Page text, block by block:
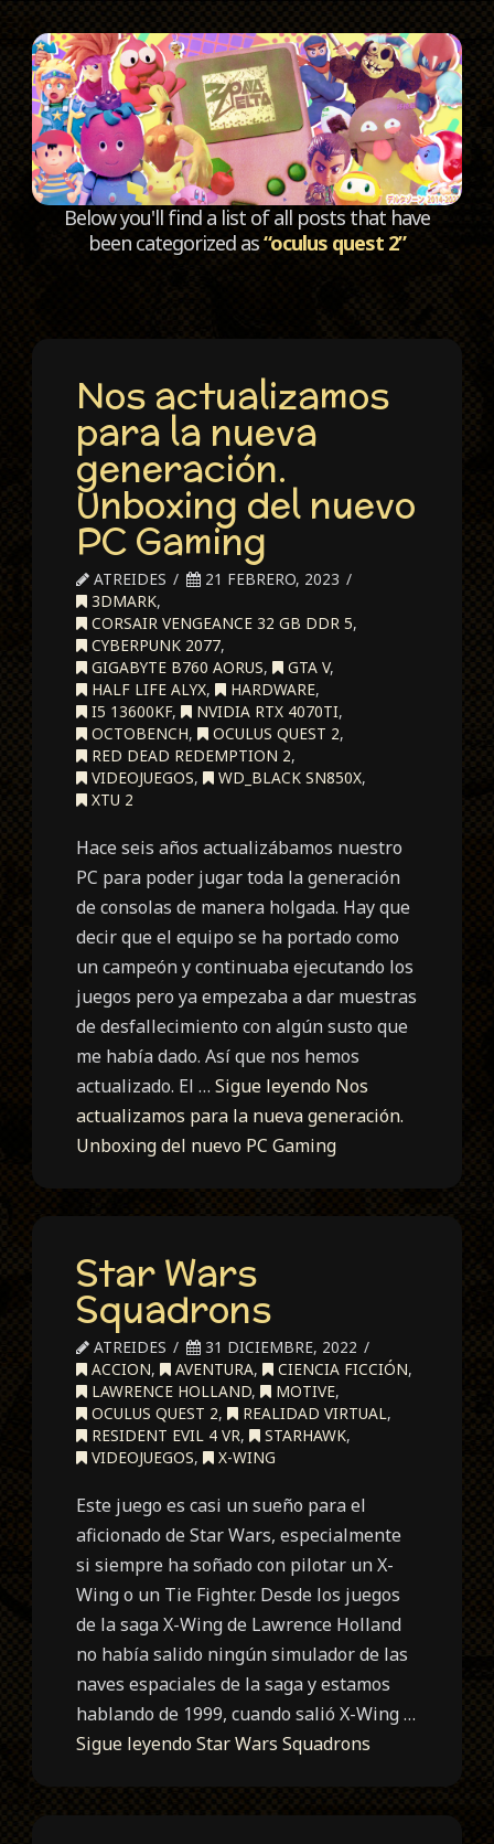
Below you'll find a list of all posts that have
been categorized as“oculus quest 2”
Nos actualizamos
para la nueva
generación.
Unboxing del nuevo
PC Gaming
ATREIDES
21 FEBRERO, 2023
3DMARK,
CORSAIR VENGEANCE 32 GB DDR 5,
CYBERPUNK 2077,
GIGABYTE B760 AORUS, GTA V,
HALF LIFE ALYX, HARDWARE,
I5 13600KF, NVIDIA RTX 4070TI,
OCTOBENCH, OCULUS QUEST 2,
RED DEAD REDEMPTION 2,
VIDEOJUEGOS, WD_BLACK SN850X,
XTU 2
Hace seis años actualizábamos nuestro
PC para poder jugar toda la generación
de consolas de manera holgada. Hay que
decir que el equipo se ha portado como
un campeón y continuaba ejecutando los
juegos pero ya empezaba a dar muestras
de desfallecimiento con algún susto que
me había dado. Así que nos hemos
actualizado. El …Sigue leyendo Nos
actualizamos para la nueva generación.
Unboxing del nuevo PC Gaming
Star Wars
Squadrons
ATREIDES
31 DICIEMBRE, 2022
ACCION, AVENTURA, CIENCIA FICCIÓN,
LAWRENCE HOLLAND, MOTIVE,
OCULUS QUEST 2, REALIDAD VIRTUAL,
RESIDENT EVIL 4 VR, STARHAWK,
VIDEOJUEGOS, X-WING
Este juego es casi un sueño para el
aficionado de Star Wars, especialmente
si siempre ha soñado con pilotar un X-
Wing o un Tie Fighter. Desde los juegos
de la saga X-Wing de Lawrence Holland
no había salido ningún simulador de las
naves espaciales de la saga y estamos
hablando de 1999, cuando salió X-Wing …
Sigue leyendoStar Wars Squadrons